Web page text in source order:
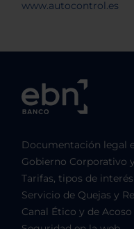
Documentación legal
Gobierno Corporativo
Tarifas, tipos de
Servicio de Quejas y
Canal Ético y de Acoso